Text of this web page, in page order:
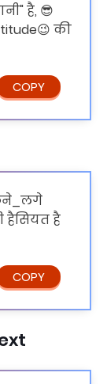
है, 😎
की
हैसियत है